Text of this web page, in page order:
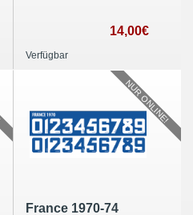
14,00€
Verfügbar
France 1970-74
NUR ONLINE!